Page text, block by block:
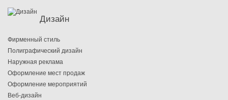
Дизайн
Фирменный стиль
Полиграфический дизайн
Наружная реклама
Оформление мест продаж
Оформление мероприятий
Веб-дизайн